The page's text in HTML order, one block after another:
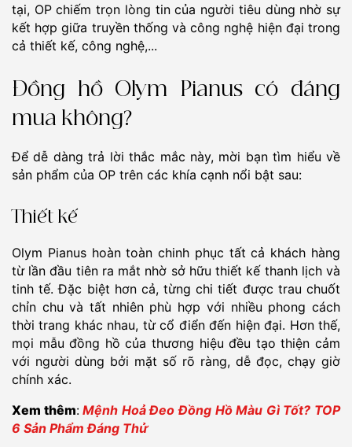
tại, OP chiếm trọn lòng tin của người tiêu dùng nhờ sự
kết hợp giữa truyền thống và công nghệ hiện đại trong
cả thiết kế, công nghệ,...
Đồng hồ Olym Pianus có đáng
mua không?
Để dễ dàng trả lời thắc mắc này, mời bạn tìm hiểu về
sản phẩm của OP trên các khía cạnh nổi bật sau:
Thiết kế
Olym Pianus hoàn toàn chinh phục tất cả khách hàng
từ lần đầu tiên ra mắt nhờ sở hữu thiết kế thanh lịch và
tinh tế. Đặc biệt hơn cả, từng chi tiết được trau chuốt
chỉn chu và tất nhiên phù hợp với nhiều phong cách
thời trang khác nhau, từ cổ điển đến hiện đại. Hơn thế,
mọi mẫu đồng hồ của thương hiệu đều tạo thiện cảm
với người dùng bởi mặt số rõ ràng, dễ đọc, chạy giờ
chính xác.
Xem thêm:Mệnh Hoả Đeo Đồng Hồ Màu Gì Tốt? TOP
6 Sản Phẩm Đáng Thử